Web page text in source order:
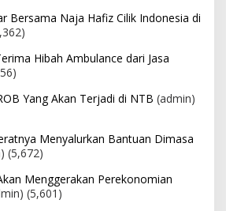
Bersama Naja Hafiz Cilik Indonesia di
Hibah Ambulance dari Jasa
Yang Akan Terjadi di NTB (admin)
Menyalurkan Bantuan Dimasa
(5,672)
Menggerakan Perekonomian
(5,601)